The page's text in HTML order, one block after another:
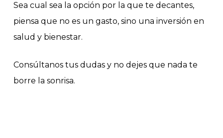
Sea cual sea la opción por la que te decantes,
piensa que no es un gasto, sino una inversión en
salud y bienestar.
Consúltanos tus dudas y no dejes que nada te
borre la sonrisa.